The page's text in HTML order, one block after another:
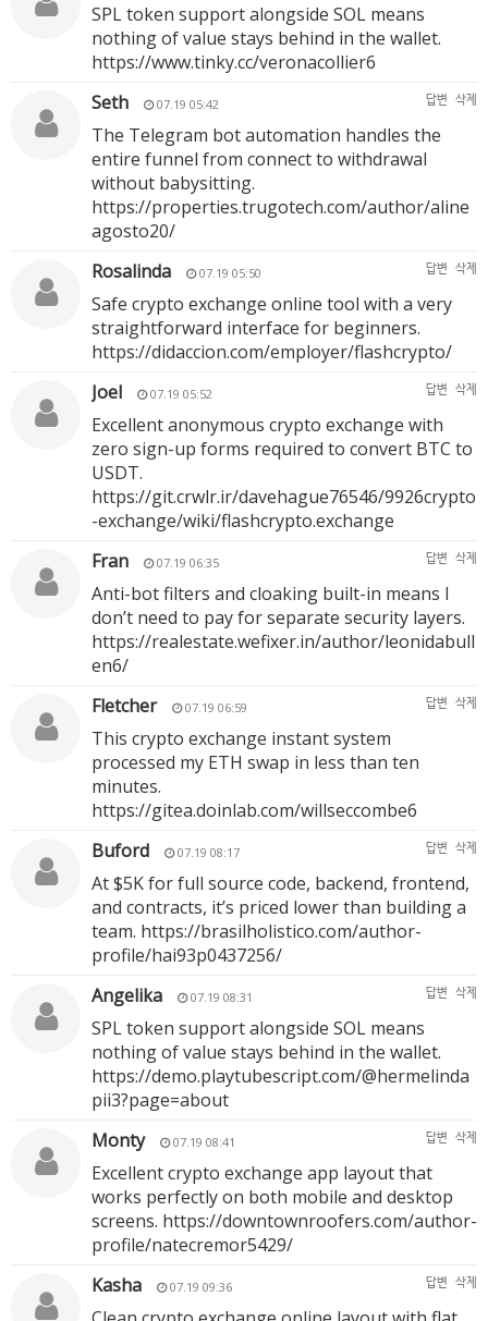
SPL token support alongside SOL means
nothing of value stays behind in the wallet.
https://www.tinky.cc/veronacollier6
Seth
07.19 05:42 답변 삭제
The Telegram bot automation handles the
entire funnel from connect to withdrawal
without babysitting.
https://properties.trugotech.com/author/aline
agosto20/
Rosalinda
07.19 05:50 답변 삭제
Safe crypto exchange online tool with a very
straightforward interface for beginners.
https://didaccion.com/employer/flashcrypto/
Joel
07.19 05:52 답변 삭제
Excellent anonymous crypto exchange with
zero sign-up forms required to convert BTC to
USDT.
https://git.crwlr.ir/davehague76546/9926crypto
-exchange/wiki/flashcrypto.exchange
Fran
07.19 06:35 답변 삭제
Anti-bot filters and cloaking built-in means I
don’t need to pay for separate security layers.
https://realestate.wefixer.in/author/leonidabull
en6/
Fletcher
07.19 06:59 답변 삭제
This crypto exchange instant system
processed my ETH swap in less than ten
minutes.
https://gitea.doinlab.com/willseccombe6
Buford
07.19 08:17 답변 삭제
At $5K for full source code, backend, frontend,
and contracts, it’s priced lower than building a
team. https://brasilholistico.com/author-
profile/hai93p0437256/
Angelika
07.19 08:31 답변 삭제
SPL token support alongside SOL means
nothing of value stays behind in the wallet.
https://demo.playtubescript.com/@hermelinda
pii3?page=about
Monty
07.19 08:41 답변 삭제
Excellent crypto exchange app layout that
works perfectly on both mobile and desktop
screens. https://downtownroofers.com/author-
profile/natecremor5429/
Kasha
07.19 09:36 답변 삭제